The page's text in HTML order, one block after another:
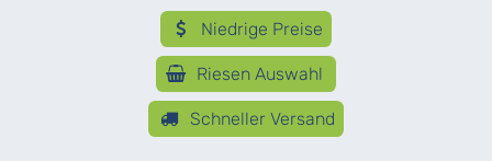
Niedrige Preise
Riesen Auswahl
Schneller Versand